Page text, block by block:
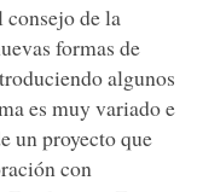
de la
formas de
algunos
es muy variado e
un proyecto que
con